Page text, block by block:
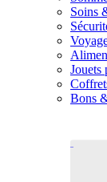
Soins
Jouets
Bons